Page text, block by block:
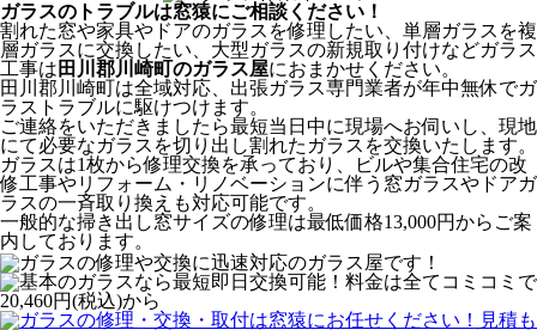
ガラスのトラブルは窓猿にご相談ください！
割れた窓や家具やドアのガラスを修理したい、単層ガラスを複
層ガラスに交換したい、大型ガラスの新規取り付けなどガラス
工事は 田川郡川崎町のガラス屋におまかせください。
田川郡川崎町は全域対応、出張ガラス専門業者が年中無休でガ
ラストラブルに駆けつけます。
ご連絡をいただきましたら最短当日中に現場へお伺いし、現地
にて必要なガラスを切り出し割れたガラスを交換いたします。
ガラスは1枚から修理交換を承っており、ビルや集合住宅の改
修工事やリフォーム・リノベーションに伴う窓ガラスやドアガ
ラスの一斉取り換えも対応可能です。
一般的な掃き出し窓サイズの修理は最低価格13,000円からご案
内しております。